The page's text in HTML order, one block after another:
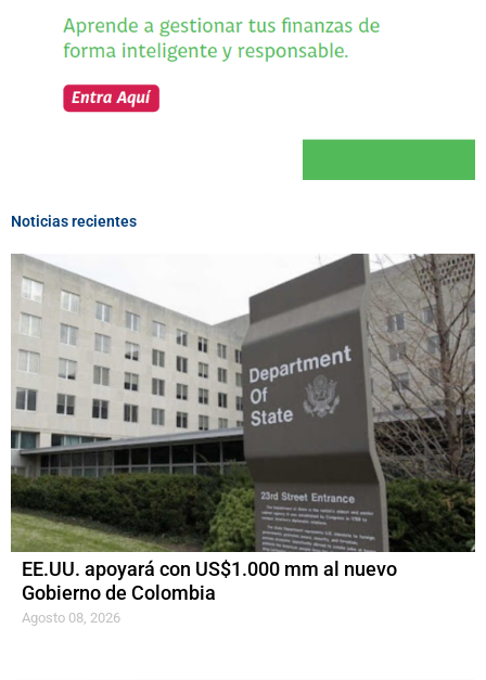
Noticias recientes
EE.UU. apoyará con US$1.000 mm al nuevo
Gobierno de Colombia
Agosto 08, 2026